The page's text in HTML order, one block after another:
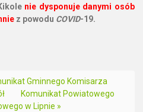
nie dysponuje danymi osób
z powodu COVID-19.
Gminnego Komisarza
Komunikat Powiatowego
w Lipnie »